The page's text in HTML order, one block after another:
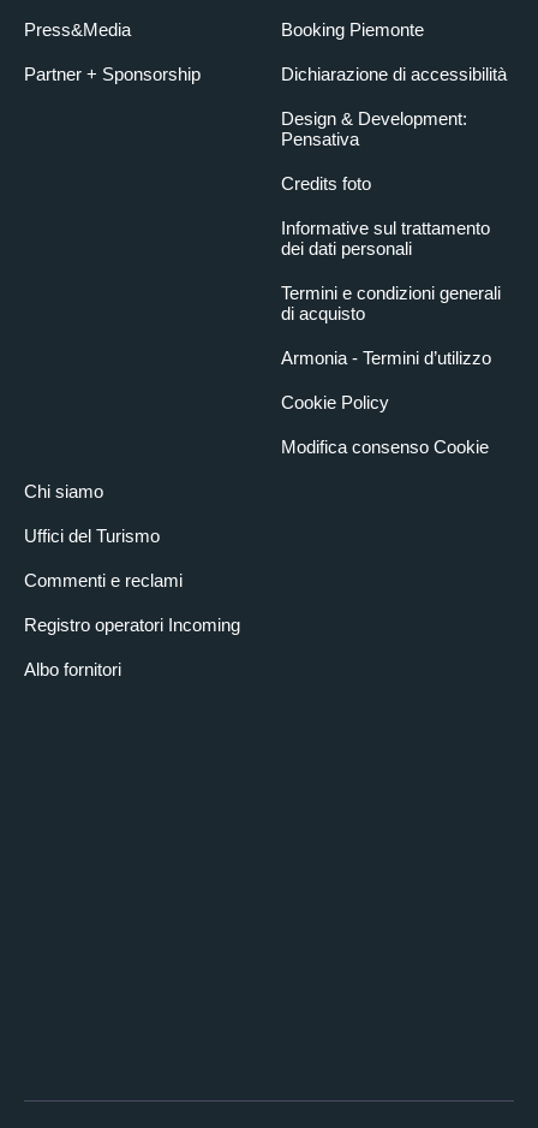
Press&Media
Partner + Sponsorship
Chi siamo
Uffici del Turismo
Commenti e reclami
Registro operatori Incoming
Albo fornitori
Booking Piemonte
Dichiarazione di accessibilità
Design & Development:
Pensativa
Credits foto
Informative sul trattamento
dei dati personali
Termini e condizioni generali
di acquisto
Armonia - Termini d’utilizzo
Cookie Policy
Modifica consenso Cookie